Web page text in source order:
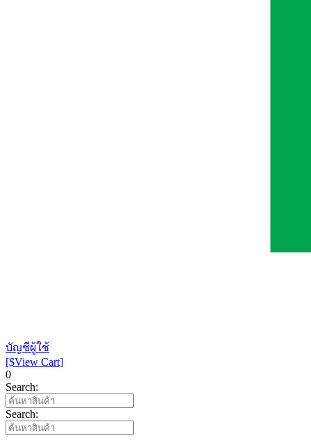
บัญชีผู้ใช้
[$View Cart]
0
Search:
Search: